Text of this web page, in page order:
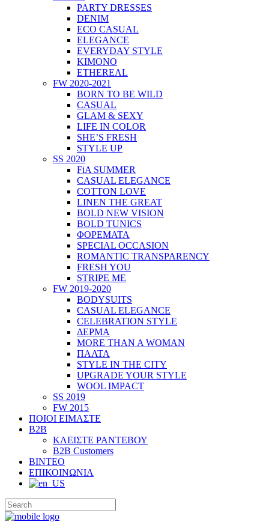
PARTY DRESSES
DENIM
ECO CASUAL
ELEGANCE
EVERYDAY STYLE
KIMONO
ETHEREAL
FW 2020-2021
BORN TO BE WILD
CASUAL
GLAM & SEXY
LIFE IN COLOR
SHE’S FRESH
STYLE UP
SS 2020
FiA SUMMER
CASUAL ELEGANCE
COTTON LOVE
LINEN THE GREAT
BOLD NEW VISION
BOLD TUNICS
ΦΟΡΕΜΑΤΑ
SPECIAL OCCASION
ROMANTIC TRANSPARENCY
FRESH YOU
STRIPE ME
FW 2019-2020
BODYSUITS
CASUAL ELEGANCE
CELEBRATION STYLE
ΔΕΡΜΑ
MORE THAN A WOMAN
ΠΑΛΤΑ
STYLE IN THE CITY
UPGRADE YOUR STYLE
WOOL IMPACT
SS 2019
FW 2015
ΠΟΙΟΙ ΕΙΜΑΣΤΕ
B2B
ΚΛΕΙΣΤΕ ΡΑΝΤΕΒΟΥ
B2B Customers
ΒΙΝΤΕΟ
ΕΠΙΚΟΙΝΩΝΙΑ